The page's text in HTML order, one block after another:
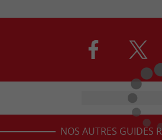
NOS AUTRES GUIDES